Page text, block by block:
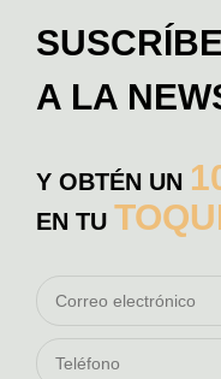
A LA
Y OBTÉN UN
EN TU